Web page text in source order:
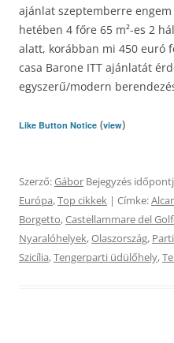
ajánlat szeptemberre
hetében 4 főre 65 m²-es 2
alatt, korábban mi 450 euró
casa Barone ITT ajánlatát
egyszerű/modern
Like Button Notice (view)
Szerző:Gábor Bejegyzés
Európa,Top cikkek | Címke:
Borgetto,Castellammare del
Nyaralóhelyek,Olaszország,
Szicília,Tengerparti üdülőhely,